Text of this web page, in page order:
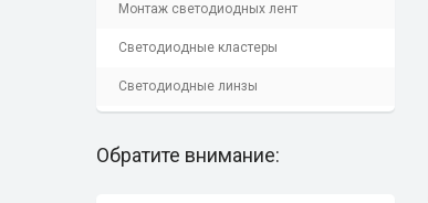
Монтаж светодиодных лент
Светодиодные кластеры
Светодиодные линзы
Обратите внимание: